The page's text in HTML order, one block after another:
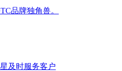
品牌独角兽。
及时服务客户